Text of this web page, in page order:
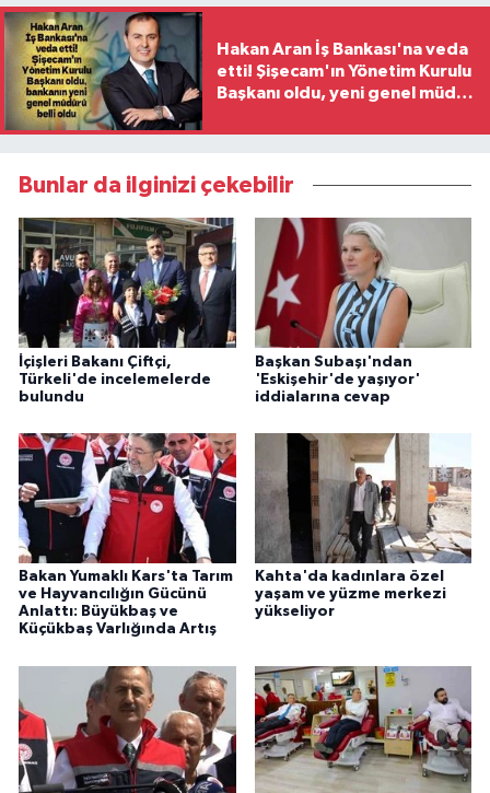
Hakan Aran İş Bankası'na veda
etti! Şişecam'ın Yönetim Kurulu
Başkanı oldu, yeni genel müdür
Bunlar da ilginizi çekebilir
İçişleri Bakanı Çiftçi,
Türkeli'de incelemelerde
bulundu
Başkan Subaşı'ndan
'Eskişehir'de yaşıyor'
iddialarına cevap
Bakan Yumaklı Kars'ta Tarım
ve Hayvancılığın Gücünü
Anlattı: Büyükbaş ve
Küçükbaş Varlığında Artış
Kahta'da kadınlara özel
yaşam ve yüzme merkezi
yükseliyor